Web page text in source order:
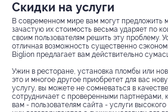
Скидки на услуги
В современном мире вам могут предложить
зачастую их стоимость весьма ударяет по
своим пользователям решить эту проблему.
отличная возможность существенно
Biglion предлагает вам действительно
Ужин в ресторане, установка пломбы или
это и многое другое приобретет для вас
услугу, вы можете не сомневаться в
сотрудничает с проверенными партнерами,
вам - пользователям сайта - услуги